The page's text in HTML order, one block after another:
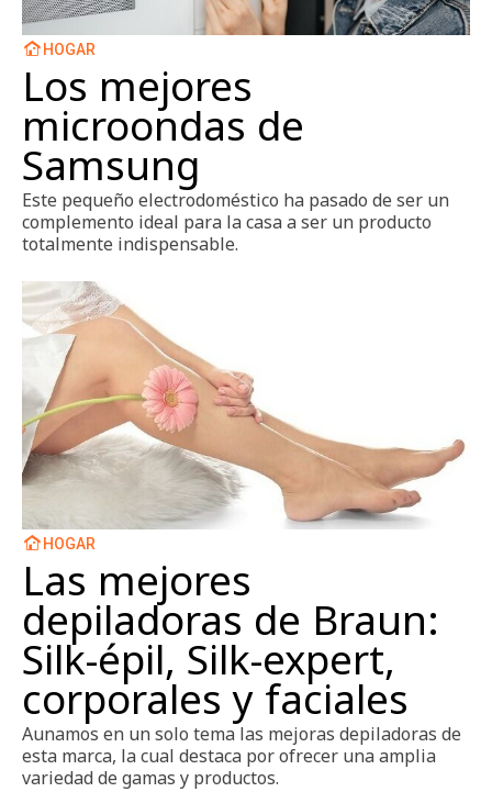
HOGAR
Los mejores
microondas de
Samsung
Este pequeño electrodoméstico ha pasado de ser un
complemento ideal para la casa a ser un producto
totalmente indispensable.
HOGAR
Las mejores
depiladoras de Braun:
Silk-épil, Silk-expert,
corporales y faciales
Aunamos en un solo tema las mejoras depiladoras de
esta marca, la cual destaca por ofrecer una amplia
variedad de gamas y productos.